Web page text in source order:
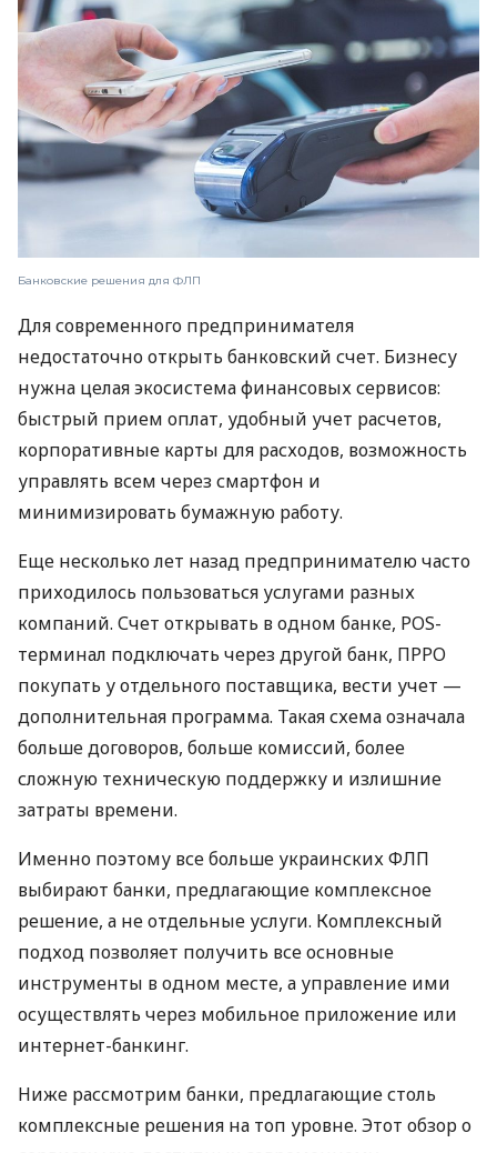
Банковские решения для ФЛП
Для современного предпринимателя
недостаточно открыть банковский счет. Бизнесу
нужна целая экосистема финансовых сервисов:
быстрый прием оплат, удобный учет расчетов,
корпоративные карты для расходов, возможность
управлять всем через смартфон и
минимизировать бумажную работу.
Еще несколько лет назад предпринимателю часто
приходилось пользоваться услугами разных
компаний. Счет открывать в одном банке, POS-
терминал подключать через другой банк, ПРРО
покупать у отдельного поставщика, вести учет —
дополнительная программа. Такая схема означала
больше договоров, больше комиссий, более
сложную техническую поддержку и излишние
затраты времени.
Именно поэтому все больше украинских ФЛП
выбирают банки, предлагающие комплексное
решение, а не отдельные услуги. Комплексный
подход позволяет получить все основные
инструменты в одном месте, а управление ими
осуществлять через мобильное приложение или
интернет-банкинг.
Ниже рассмотрим банки, предлагающие столь
комплексные решения на топ уровне. Этот обзор о